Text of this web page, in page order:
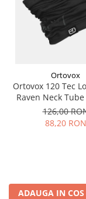
Ortovox
Ortovox 120 Tec
Raven Neck
Multisport
126,00
88,20 RON
ADAUGA IN COS